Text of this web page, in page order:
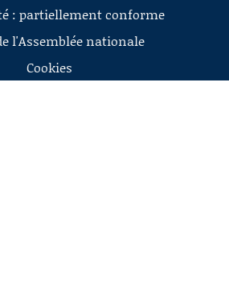
: partiellement conforme
l'Assemblée nationale
Cookies